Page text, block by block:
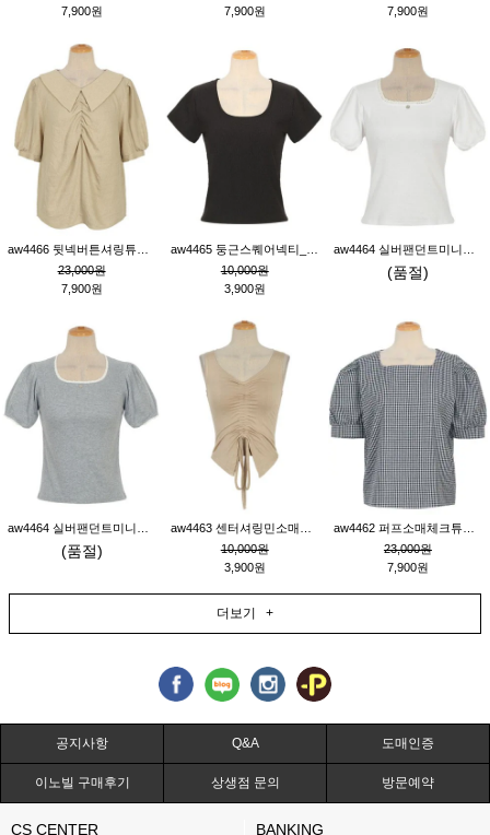
7,900원
7,900원
7,900원
23,000원
7,900원
10,000원
3,900원
(품절)
(품절)
10,000원
3,900원
23,000원
7,900원
더보기 +
공지사항 Q&A 도매인증
이노빌 구매후기 상생점 문의 방문예약
CS CENTER BANKING